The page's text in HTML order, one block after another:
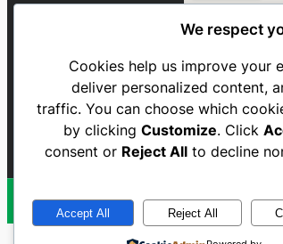
We respect
Cookies help us improve your
deliver personalized content,
traffic. You can choose which
by clickingCustomize. Click
consent or Reject All to decline
Reject All
Accept All